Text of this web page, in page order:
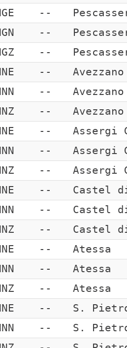
--
--
--
--
Avezzano
--
Avezzano
--
Avezzano
--
Assergi
--
Assergi
--
Assergi
--
Castel
--
Castel
--
Castel
--
Atessa
--
Atessa
--
Atessa
--
S.
--
S.